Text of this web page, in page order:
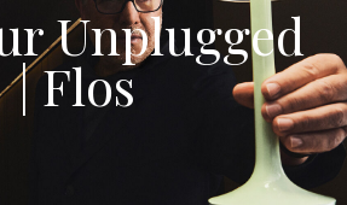
Unplugged
| Flos